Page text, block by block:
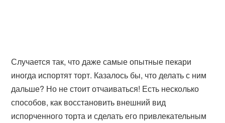
Случается так, что даже самые опытные пекари
иногда испортят торт. Казалось бы, что делать с ним
дальше? Но не стоит отчаиваться! Есть несколько
способов, как восстановить внешний вид
испорченного торта и сделать его привлекательным